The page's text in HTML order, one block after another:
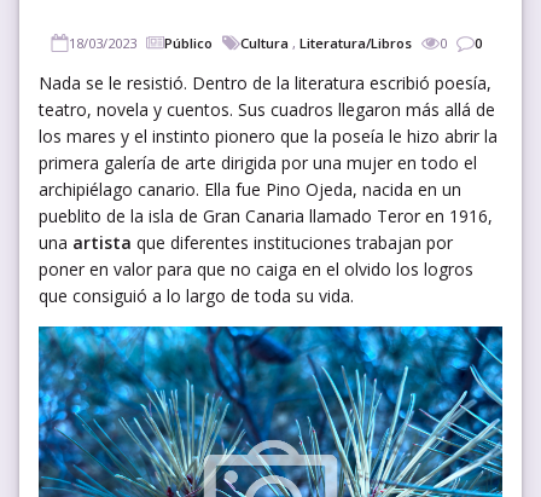
18/03/2023 Público Cultura , Literatura/Libros 0 0
Nada se le resistió. Dentro de la literatura escribió poesía,
teatro, novela y cuentos. Sus cuadros llegaron más allá de
los mares y el instinto pionero que la poseía le hizo abrir la
primera galería de arte dirigida por una mujer en todo el
archipiélago canario. Ella fue Pino Ojeda, nacida en un
pueblito de la isla de Gran Canaria llamado Teror en 1916,
una artista que diferentes instituciones trabajan por
poner en valor para que no caiga en el olvido los logros
que consiguió a lo largo de toda su vida.